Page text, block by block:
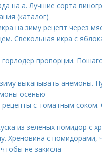
на а. Лучшие сорта
(каталог)
на зиму рецепт через
Свекольная икра с
горлодер пропорции.
выкапывать анемоны.
осенью
рецепты с томатным соком.
из зеленых помидор с
Хреновина с помидорами,
не закисла